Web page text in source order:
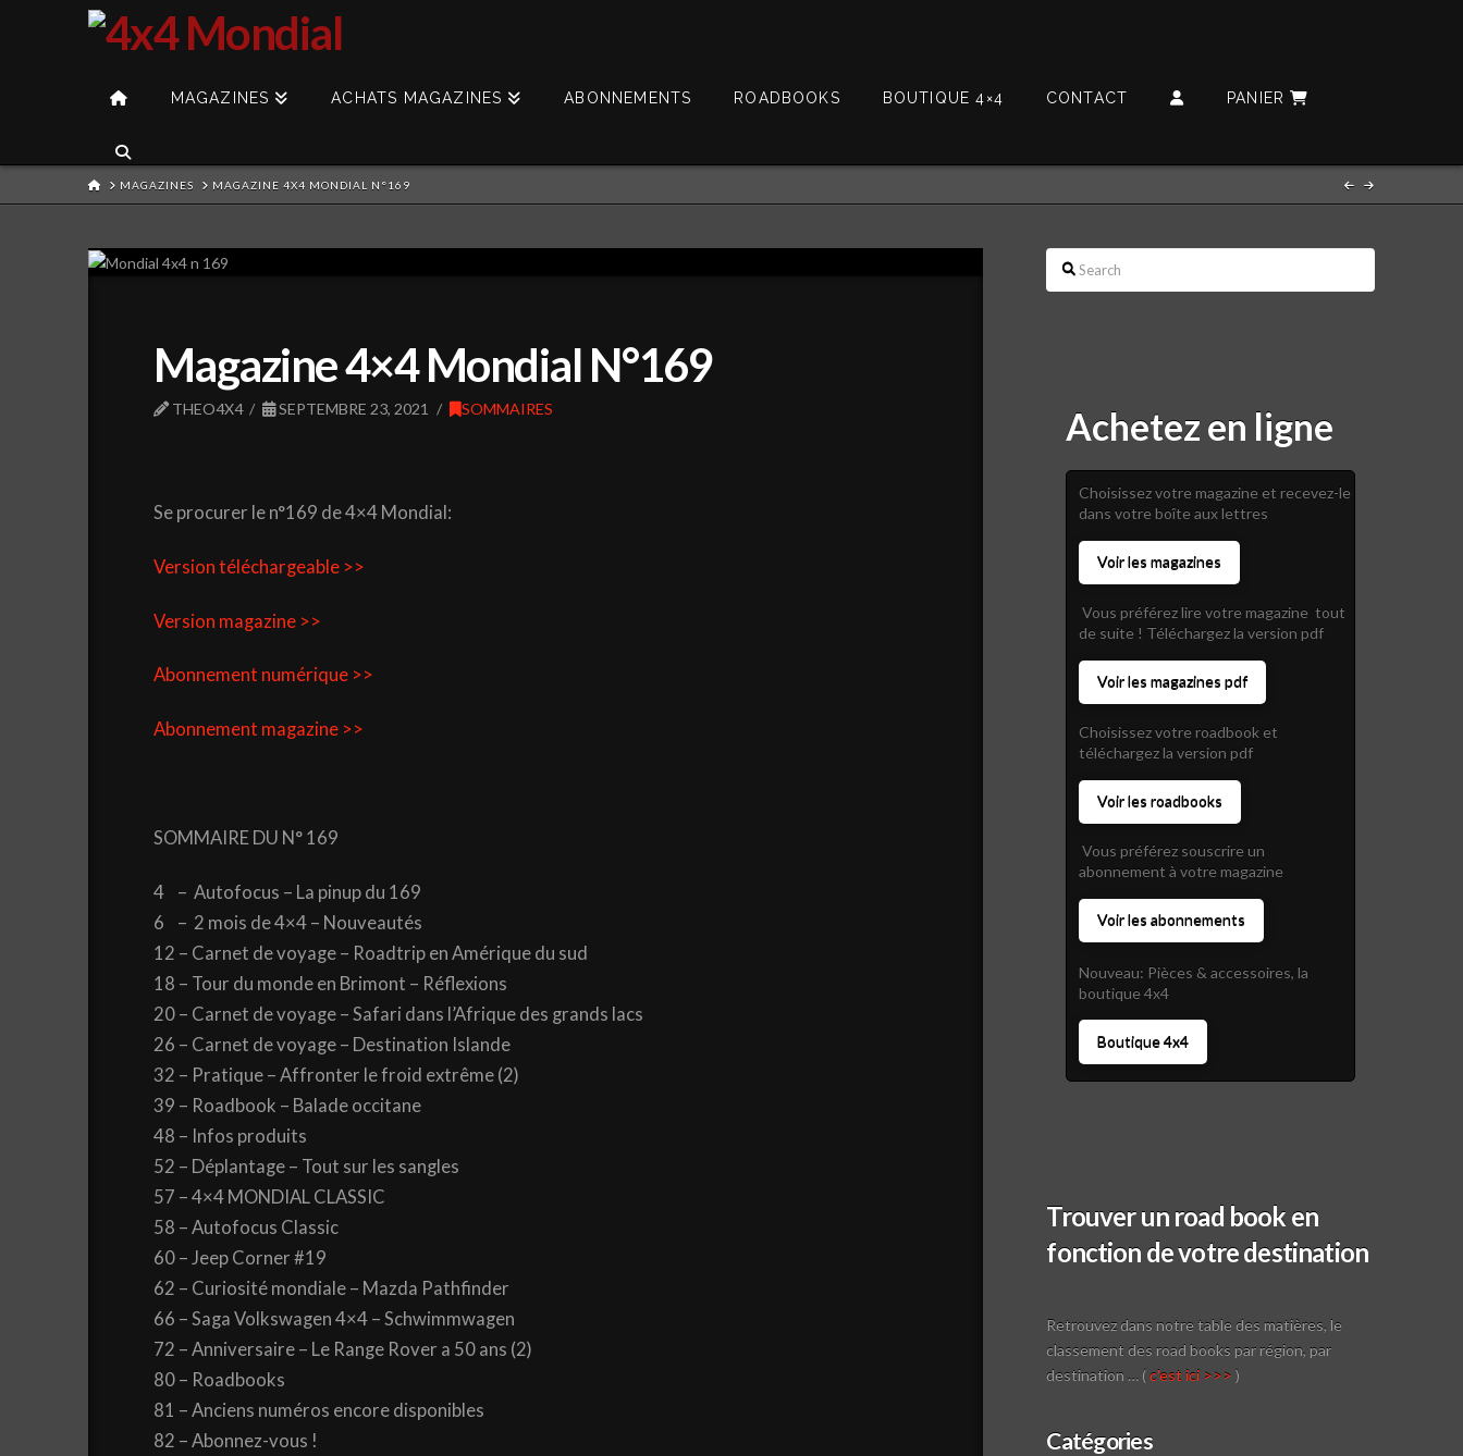
MAGAZINES ACHATS MAGAZINES ABONNEMENTS ROADBOOKS BOUTIQUE 4×4 CONTACT PANIER
HOMEMAGAZINES MAGAZINE 4X4 MONDIAL N°169
Magazine 4×4 Mondial N°169
THEO4X4 SEPTEMBRE 23, 2021 SOMMAIRES
Se procurer le n°169 de 4×4 Mondial:
Version téléchargeable >>
Version magazine >>
Abonnement numérique >>
Abonnement magazine >>
SOMMAIRE DU N° 169
4 – Autofocus – La pinup du 169
6 – 2 mois de 4×4 – Nouveautés
12 – Carnet de voyage – Roadtrip en Amérique du sud
18 – Tour du monde en Brimont – Réflexions
20 – Carnet de voyage – Safari dans l’Afrique des grands lacs
26 – Carnet de voyage – Destination Islande
32 – Pratique – Affronter le froid extrême (2)
39 – Roadbook – Balade occitane
48 – Infos produits
52 – Déplantage – Tout sur les sangles
57 – 4×4 MONDIAL CLASSIC
58 – Autofocus Classic
60 – Jeep Corner #19
62 – Curiosité mondiale – Mazda Pathfinder
66 – Saga Volkswagen 4×4 – Schwimmwagen
72 – Anniversaire – Le Range Rover a 50 ans (2)
80 – Roadbooks
81 – Anciens numéros encore disponibles
82 – Abonnez-vous !
Search
Achetez en ligne
Choisissez votre magazine et recevez-le
dans votre boîte aux lettres
Voir les magazines
Vous préférez lire votre magazine tout
de suite ! Téléchargez la version pdf
Voir les magazines pdf
Choisissez votre roadbook et
téléchargez la version pdf
Voir les roadbooks
Vous préférez souscrire un
abonnement à votre magazine
Voir les abonnements
Nouveau: Pièces & accessoires, la
boutique 4x4
Boutique 4x4
Trouver un road book en
fonction de votre destination
Retrouvez dans notre table des matières, le
classement des road books par région, par
destination … (c'est ici >>> )
Catégories